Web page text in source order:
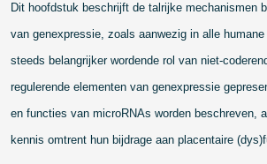
Dit hoofdstuk beschrijft de talrijke mechanismen
van genexpressie, zoals aanwezig in alle
steeds belangrijker wordende rol van niet-
regulerende elementen van genexpressie
en functies van microRNAs worden beschreven,
kennis omtrent hun bijdrage aan placentaire